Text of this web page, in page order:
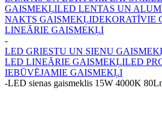
GAISMEKĻILED LENTAS UN
NAKTS GAISMEKĻIDEKORATĪVIE
LINEĀRIE GAISMEKĻI
-
LED GRIESTU UN SIENU
LED LINEĀRIE GAISMEKĻILED
IEBŪVĒJAMIE GAISMEKĻI
-LED sienas gaismeklis 15W 4000K